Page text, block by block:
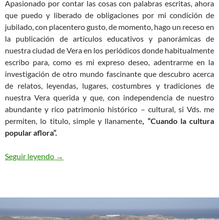
Apasionado por contar las cosas con palabras escritas, ahora
que puedo y liberado de obligaciones por mi condición de
jubilado, con placentero gusto, de momento, hago un receso en
la publicación de artículos educativos y panorámicas de
nuestra ciudad de Vera en los periódicos donde habitualmente
escribo para, como es mi expreso deseo, adentrarme en la
investigación de otro mundo fascinante que descubro acerca
de relatos, leyendas, lugares, costumbres y tradiciones de
nuestra Vera querida y que, con independencia de nuestro
abundante y rico patrimonio histórico – cultural, si Vds. me
permiten, lo titulo, simple y llanamente, “Cuando la cultura
popular aflora”.
Seguir leyendo CUANDO LA CULTURA POPULAR AFLORA
→